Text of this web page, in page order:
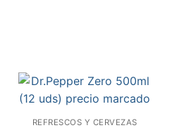
REFRESCOS Y CERVEZAS